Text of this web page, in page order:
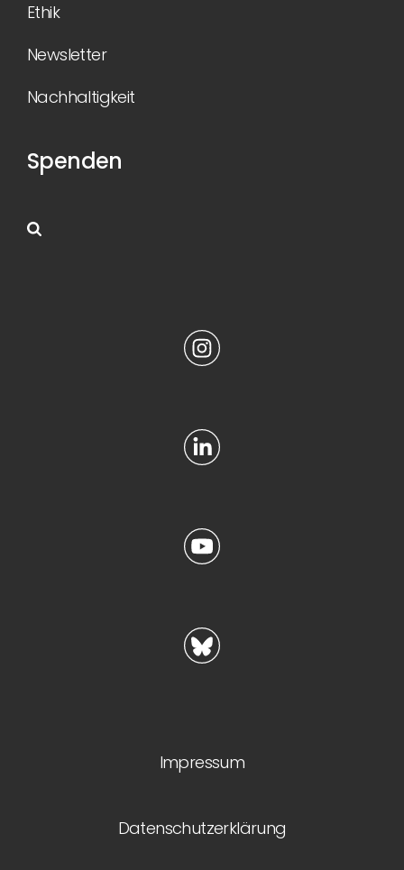
Ethik
Newsletter
Nachhaltigkeit
Spenden
Impressum
Datenschutzerklärung